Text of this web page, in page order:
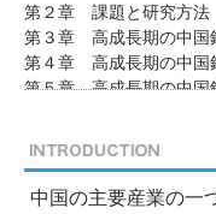
第２章 課題と研究方法
第３章 高成長期の中国
第４章 高成長期の中国
第５章 高成長期の中国
終章 結論と展望
中国の主要産業の一